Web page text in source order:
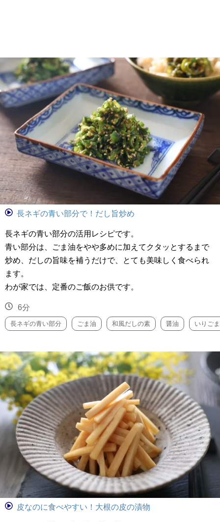
長ネギの青い部分で！だし旨炒め
長ネギの青い部分の活用レシピです。
青い部分は、ごま油をやや多めに加えてクタッとするまで
炒め、だしの旨味を補うだけで、とても美味しく食べられ
ます。
わが家では、定番のご飯のお供です。
6分
長ネギの青い部分 ごま油 和風だしの素 醤油 いりごま
皮なのに食べやすい！大根の皮の漬物